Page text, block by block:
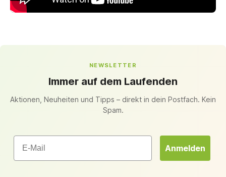
NEWSLETTER
Immer auf dem Laufenden
Aktionen, Neuheiten und Tipps – direkt in dein Postfach. Kein
Spam.
Email
Anmelden